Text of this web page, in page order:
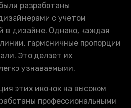
разработаны
с учетом
в дизайне. Однако, каждая
гармоничные пропорции
Это делает их
узнаваемыми.
этих иконок на высоком
профессиональными